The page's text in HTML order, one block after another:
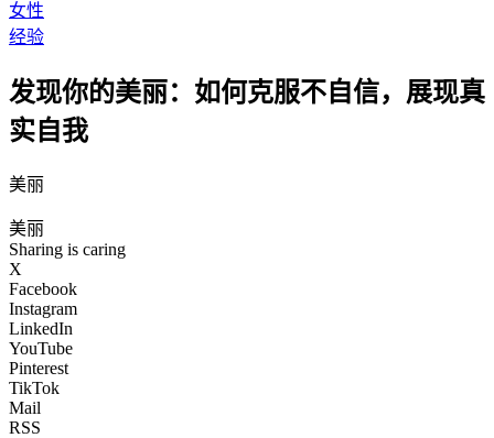
女性
经验
发现你的美丽：如何克服不自信，展现真
实自我
美丽
美丽
Sharing is caring
X
Facebook
Instagram
LinkedIn
YouTube
Pinterest
TikTok
Mail
RSS